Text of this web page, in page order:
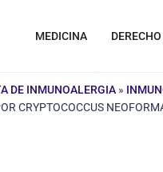
MEDICINA DERECHO
DE INMUNOALERGIA »
CRYPTOCOCCUS